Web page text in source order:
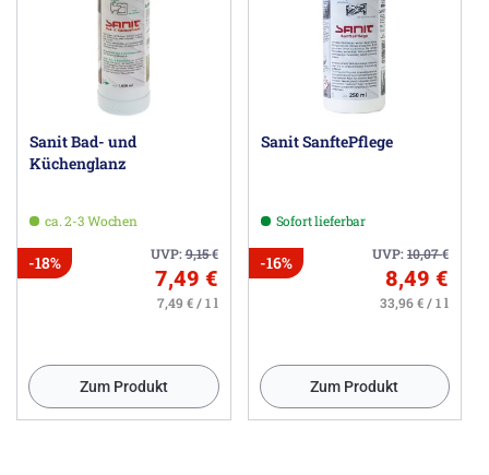
Sanit Bad- und
Küchenglanz
ca. 2-3 Wochen
UVP:9,15€
-18%
7,49 €
7,49 € / 1 l
Zum Produkt
Sanit SanftePflege
Sofort lieferbar
UVP:10,07€
-16%
8,49 €
33,96 € / 1 l
Zum Produkt